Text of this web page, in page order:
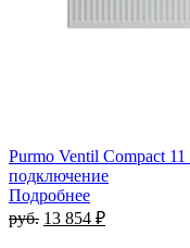
Purmo Ventil Compact
подключение
Подробнее
руб. 13 854 ₽